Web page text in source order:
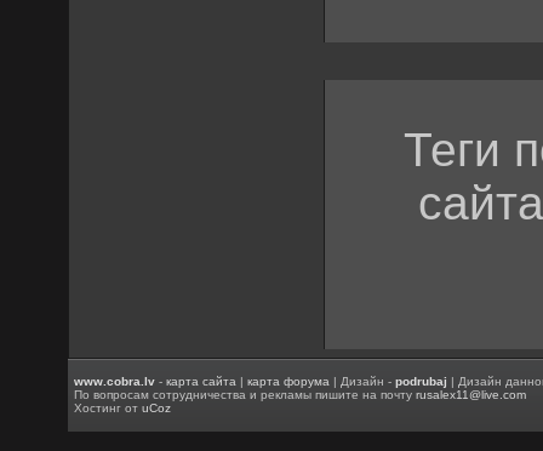
Теги
www.cobra.lv -карта сайта |карта форума | Дизайн -podrubaj | Дизайн
По вопросам сотрудничества и рекламы пишите на почтуrusalex11@live.com
Хостинг отuCoz